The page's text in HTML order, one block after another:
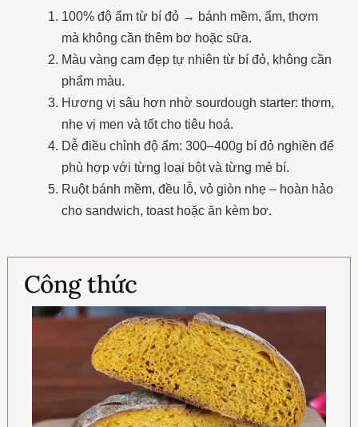
100% độ ẩm từ bí đỏ → bánh mềm, ẩm, thơm
mà không cần thêm bơ hoặc sữa.
Màu vàng cam đẹp tự nhiên từ bí đỏ, không cần
phẩm màu.
Hương vị sâu hơn nhờ sourdough starter: thơm,
nhẹ vị men và tốt cho tiêu hoá.
Dễ điều chỉnh độ ẩm: 300–400g bí đỏ nghiền để
phù hợp với từng loại bột và từng mẻ bí.
Ruột bánh mềm, đều lỗ, vỏ giòn nhẹ – hoàn hảo
cho sandwich, toast hoặc ăn kèm bơ.
Công thức